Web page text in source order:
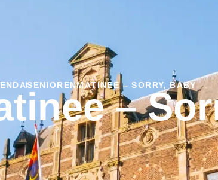
SENIORENMATINEE – SORRY, BABY
–